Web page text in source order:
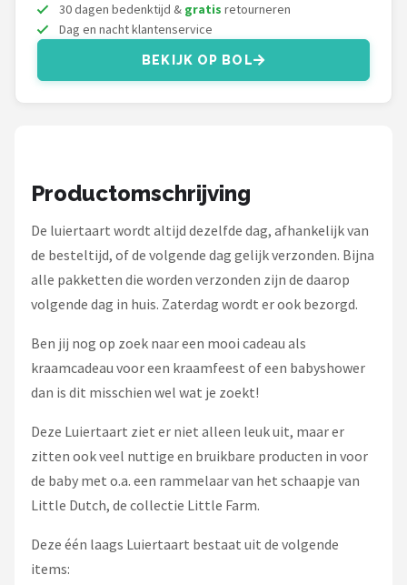
Alle merken →
30 dagen bedenktijd & gratis retourneren
Dag en nacht klantenservice
BEKIJK OP BOL
Productomschrijving
De luiertaart wordt altijd dezelfde dag, afhankelijk van
de besteltijd, of de volgende dag gelijk verzonden. Bijna
alle pakketten die worden verzonden zijn de daarop
volgende dag in huis. Zaterdag wordt er ook bezorgd.
Ben jij nog op zoek naar een mooi cadeau als
kraamcadeau voor een kraamfeest of een babyshower
dan is dit misschien wel wat je zoekt!
Deze Luiertaart ziet er niet alleen leuk uit, maar er
zitten ook veel nuttige en bruikbare producten in voor
de baby met o.a. een rammelaar van het schaapje van
Little Dutch, de collectie Little Farm.
Deze één laags Luiertaart bestaat uit de volgende
items: